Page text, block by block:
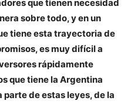
que tienen necesidad
sobre todo, y en un
tiene esta trayectoria de
es muy difícil a
rápidamente
que tiene la Argentina
parte de estas leyes, de la